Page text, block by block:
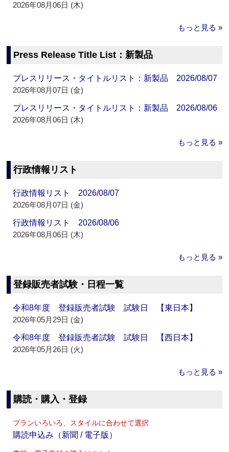
2026年08月06日 (木)
もっと見る »
Press Release Title List：新製品
プレスリリース・タイトルリスト：新製品 2026/08/07
2026年08月07日 (金)
プレスリリース・タイトルリスト：新製品 2026/08/06
2026年08月06日 (木)
もっと見る »
行政情報リスト
行政情報リスト 2026/08/07
2026年08月07日 (金)
行政情報リスト 2026/08/06
2026年08月06日 (木)
もっと見る »
登録販売者試験・日程一覧
令和8年度 登録販売者試験 試験日 【東日本】
2026年05月29日 (金)
令和8年度 登録販売者試験 試験日 【西日本】
2026年05月26日 (火)
もっと見る »
購読・購入・登録
プランいろいろ、スタイルに合わせて選択
購読申込み（新聞 / 電子版）